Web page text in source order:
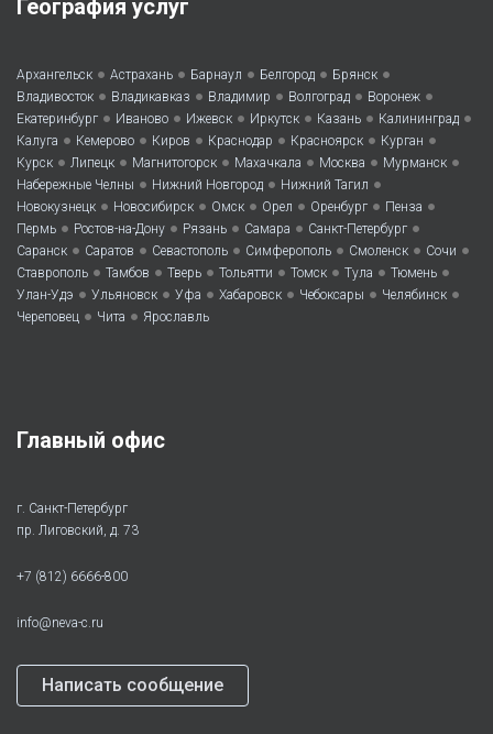
География услуг
Архангельск • Астрахань • Барнаул • Белгород • Брянск •
Владивосток • Владикавказ • Владимир • Волгоград • Воронеж •
Екатеринбург • Иваново • Ижевск • Иркутск • Казань • Калининград •
Калуга • Кемерово • Киров • Краснодар • Красноярск • Курган •
Курск • Липецк • Магнитогорск • Махачкала • Москва • Мурманск •
Набережные Челны • Нижний Новгород • Нижний Тагил •
Новокузнецк • Новосибирск • Омск • Орел • Оренбург • Пенза •
Пермь • Ростов-на-Дону • Рязань • Самара • Санкт-Петербург •
Саранск • Саратов • Севастополь • Симферополь • Смоленск • Сочи •
Ставрополь • Тамбов • Тверь • Тольятти • Томск • Тула • Тюмень •
Улан-Удэ • Ульяновск • Уфа • Хабаровск • Чебоксары • Челябинск •
Череповец • Чита • Ярославль
Главный офис
г. Санкт-Петербург
пр. Лиговский, д. 73
+7 (812) 6666-800
info@neva-c.ru
Написать сообщение